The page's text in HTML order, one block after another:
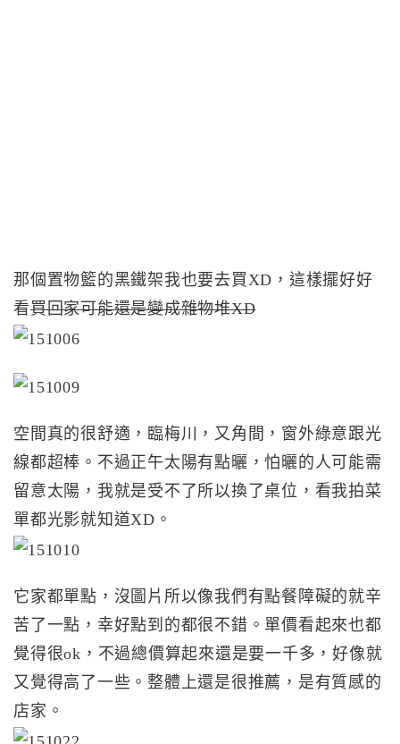
那個置物籃的黑鐵架我也要去買XD，這樣擺好好
看買回家可能還是變成雜物堆XD
空間真的很舒適，臨梅川，又角間，窗外綠意跟光
線都超棒。不過正午太陽有點曬，怕曬的人可能需
留意太陽，我就是受不了所以換了桌位，看我拍菜
單都光影就知道XD。
它家都單點，沒圖片所以像我們有點餐障礙的就辛
苦了一點，幸好點到的都很不錯。單價看起來也都
覺得很ok，不過總價算起來還是要一千多，好像就
又覺得高了一些。整體上還是很推薦，是有質感的
店家。